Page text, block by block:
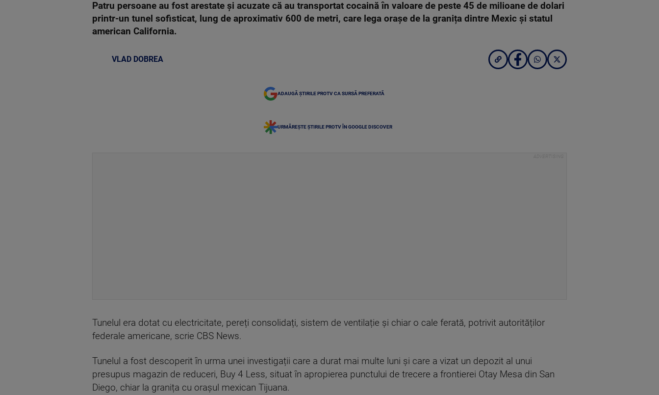
Patru persoane au fost arestate și acuzate că au transportat cocaină în valoare de peste 45 de milioane de dolari
printr-un tunel sofisticat, lung de aproximativ 600 de metri, care lega orașe de la granița dintre Mexic și statul
american California.
VLAD DOBREA
ADAUGĂ ȘTIRILE PROTV CA SURSĂ PREFERATĂ
URMĂREȘTE ȘTIRILE PROTV ÎN GOOGLE DISCOVER
Tunelul era dotat cu electricitate, pereți consolidați, sistem de ventilație și chiar o cale ferată, potrivit autorităților
federale americane, scrie CBS News.
Tunelul a fost descoperit în urma unei investigații care a durat mai multe luni și care a vizat un depozit al unui
presupus magazin de reduceri, Buy 4 Less, situat în apropierea punctului de trecere a frontierei Otay Mesa din San
Diego, chiar la granița cu orașul mexican Tijuana.